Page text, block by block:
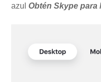
azulObtén Skype para